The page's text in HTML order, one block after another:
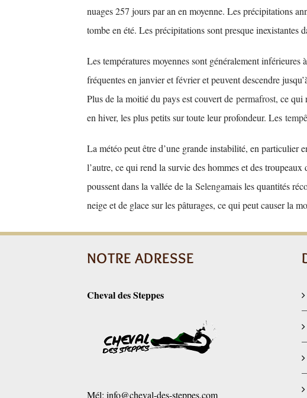
nuages 257 jours par an en moyenne. Les précipitations
tombe en été. Les précipitations sont presque inexistantes
Les températures moyennes sont généralement
fréquentes en janvier et février et peuvent descendre
Plus de la moitié du pays est couvert de permafrost, ce qui
en hiver, les plus petits sur toute leur profondeur. Les
La météo peut être d’une grande instabilité, en particulier
l’autre, ce qui rend la survie des hommes et des
poussent dans la vallée de la Selengamais les quantités
neige et de glace sur les pâturages, ce qui peut causer la
NOTRE ADRESSE
Cheval des Steppes
Mél: info@cheval-des-steppes.com